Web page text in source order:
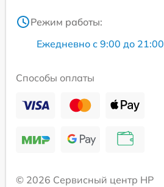
Режим работы:
Ежедневно с 9:00 до 21:00
Способы оплаты
© 2026 Сервисный центр HP